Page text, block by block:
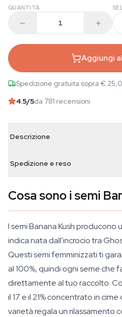
QUANTITÀ
Aggiungi
Spedizione gratuita sopra €
4.5/5da 781 recensioni
Descrizione
Spedizione e reso
Cosa sono i semi
I semi Banana Kush producono
indica nata dall'incrocio tra
Questi semi femminizzati ti
al 100%, quindi ogni seme che
direttamente al tuo raccolto.
il 17 e il 21% concentrato in
varietà regala un rilassamento